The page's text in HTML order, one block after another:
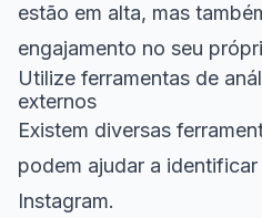
estão em alta, mas
engajamento no seu
Utilize ferramentas de
externos
Existem diversas
podem ajudar a
Instagram.